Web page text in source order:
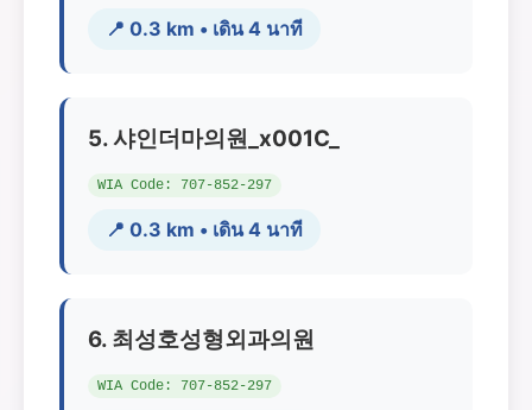
📍 0.3 km • เดิน 4 นาที
5. 샤인더마의원_x001C_
WIA Code: 707-852-297
📍 0.3 km • เดิน 4 นาที
6. 최성호성형외과의원
WIA Code: 707-852-297